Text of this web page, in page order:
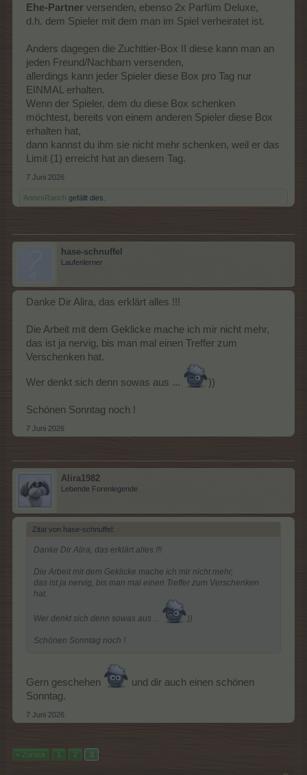
Ehe-Partner versenden, ebenso 2x Parfüm Deluxe,
d.h. dem Spieler mit dem man im Spiel verheiratet ist.
Anders dagegen die Zuchttier-Box II diese kann man an
jeden Freund/Nachbarn versenden,
allerdings kann jeder Spieler diese Box pro Tag nur
EINMAL erhalten.
Wenn der Spieler, dem du diese Box schenken
möchtest, bereits von einem anderen Spieler diese Box
erhalten hat,
dann kannst du ihm sie nicht mehr schenken, weil er das
Limit (1) erreicht hat an diesem Tag.
7 Juni 2026
AnnesRanch gefällt dies.
hase-schnuffel
Laufenlerner
Danke Dir Alira, das erklärt alles !!!
Die Arbeit mit dem Geklicke mache ich mir nicht mehr,
das ist ja nervig, bis man mal einen Treffer zum
Verschenken hat.
Wer denkt sich denn sowas aus ... ))
Schönen Sonntag noch !
7 Juni 2026
Alira1982
Lebende Forenlegende
Zitat von hase-schnuffel: ↑
Danke Dir Alira, das erklärt alles !!!
Die Arbeit mit dem Geklicke mache ich mir nicht mehr,
das ist ja nervig, bis man mal einen Treffer zum Verschenken
hat.
Wer denkt sich denn sowas aus ... ))
Schönen Sonntag noch !
Gern geschehen
und dir auch einen schönen
Sonntag.
7 Juni 2026
< Zurück 1 2 3